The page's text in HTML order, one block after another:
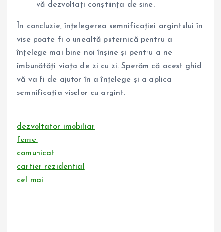
vă dezvoltați conștiința de sine.
În concluzie, înțelegerea semnificației argintului în
vise poate fi o unealtă puternică pentru a
înțelege mai bine noi înșine și pentru a ne
îmbunătăți viața de zi cu zi. Sperăm că acest ghid
vă va fi de ajutor în a înțelege și a aplica
semnificația viselor cu argint.
dezvoltator imobiliar
femei
comunicat
cartier rezidential
cel mai